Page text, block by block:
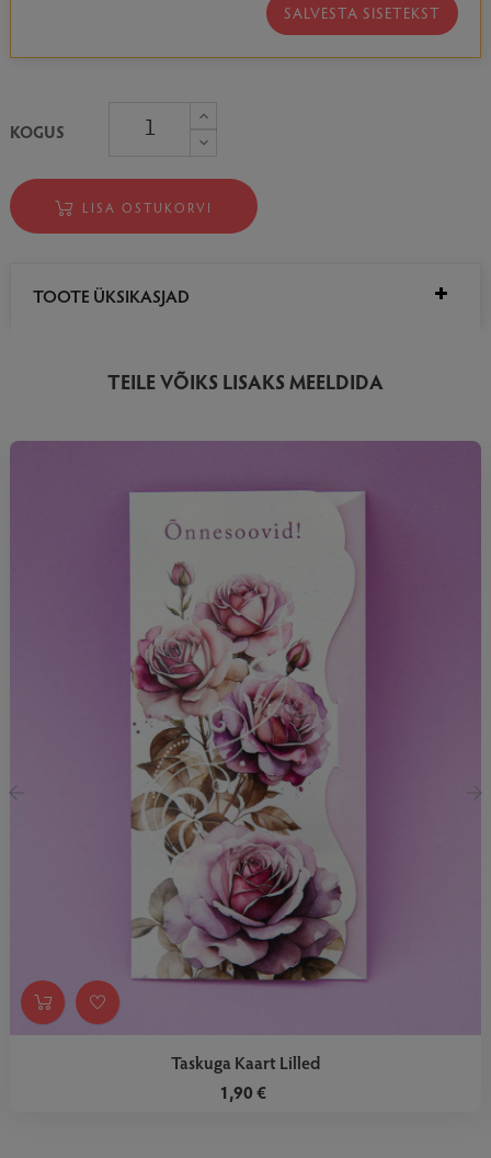
SALVESTA SISETEKST
KOGUS
LISA OSTUKORVI
TOOTE ÜKSIKASJAD
TEILE VÕIKS LISAKS MEELDIDA
Taskuga Kaart Lilled
1,90 €